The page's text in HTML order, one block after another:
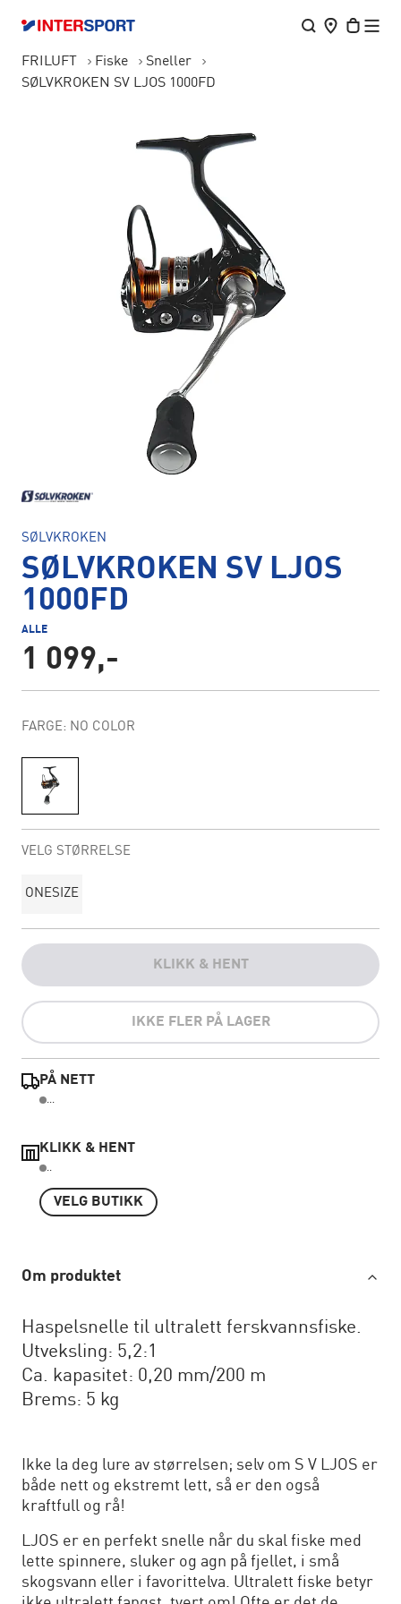
FRILUFT Fiske
Sneller
SØLVKROKEN SV LJOS 1000FD
SØLVKROKEN
SØLVKROKEN SV LJOS
1000FD
ALLE
1 099,-
FARGE: NO COLOR
VELG STØRRELSE
ONESIZE
KLIKK & HENT
IKKE FLER PÅ LAGER
PÅ NETT
...
KLIKK & HENT
..
VELG BUTIKK
Om produktet
Haspelsnelle til ultralett ferskvannsfiske.
Utveksling: 5,2:1
Ca. kapasitet: 0,20 mm/200 m
Brems: 5 kg
Ikke la deg lure av størrelsen; selv om S V LJOS er
både nett og ekstremt lett, så er den også
kraftfull og rå!
LJOS er en perfekt snelle når du skal fiske med
lette spinnere, sluker og agn på fjellet, i små
skogsvann eller i favorittelva. Ultralett fiske betyr